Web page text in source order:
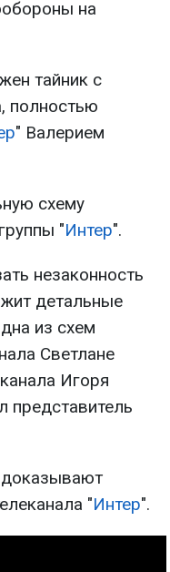
на
тайник с
полностью
" Валерием
схему
"Интер".
незаконность
детальные
из схем
Светлане
Игоря
представитель
"Интер".